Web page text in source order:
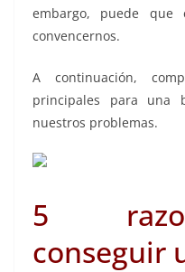
embargo, puede que
convencernos.
A continuación,
principales para una
nuestros problemas.
5
conseguir